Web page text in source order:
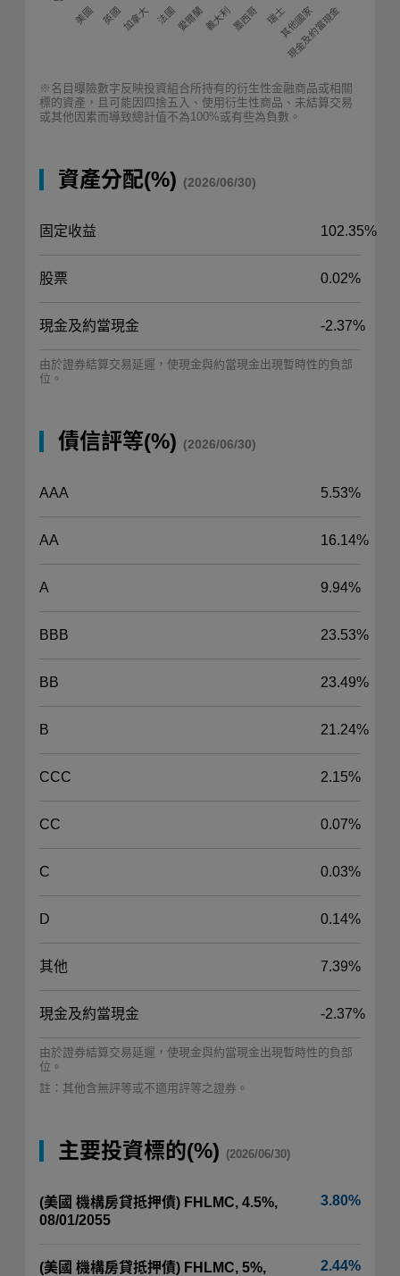
美國 英國加拿大 法國愛爾蘭義大利墨西哥 瑞士其他國家
現金及約當現金
※名目曝險數字反映投資組合所持有的衍生性金融商品或相關
標的資產，且可能因四捨五入、使用衍生性商品、未結算交易
或其他因素而導致總計值不為100%或有些為負數。
資產分配(%) (2026/06/30)
固定收益 102.35%
股票 0.02%
現金及約當現金 -2.37%
由於證券結算交易延遲，使現金與約當現金出現暫時性的負部
位。
債信評等(%) (2026/06/30)
AAA 5.53%
AA 16.14%
A 9.94%
BBB 23.53%
BB 23.49%
B 21.24%
CCC 2.15%
CC 0.07%
C 0.03%
D 0.14%
其他 7.39%
現金及約當現金 -2.37%
由於證券結算交易延遲，使現金與約當現金出現暫時性的負部
位。
註：其他含無評等或不適用評等之證券。
主要投資標的(%) (2026/06/30)
(美國 機構房貸抵押債) FHLMC, 4.5%,
08/01/2055
3.80%
(美國 機構房貸抵押債) FHLMC, 5%,
2.44%